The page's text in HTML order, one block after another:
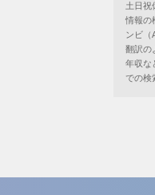
土日祝
情報の
ンビ（
翻訳の
年収な
での検